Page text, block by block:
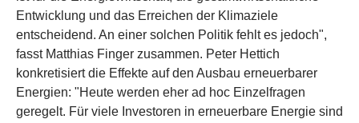
Entwicklung und das Erreichen der Klimaziele
entscheidend. An einer solchen Politik fehlt es jedoch",
fasst Matthias Finger zusammen. Peter Hettich
konkretisiert die Effekte auf den Ausbau erneuerbarer
Energien: "Heute werden eher ad hoc Einzelfragen
geregelt. Für viele Investoren in erneuerbare Energie sind